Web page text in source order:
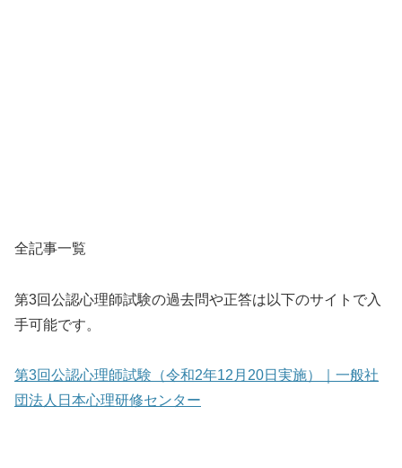
全記事一覧
第3回公認心理師試験の過去問や正答は以下のサイトで入
手可能です。
第3回公認心理師試験（令和2年12月20日実施）｜一般社
団法人日本心理研修センター